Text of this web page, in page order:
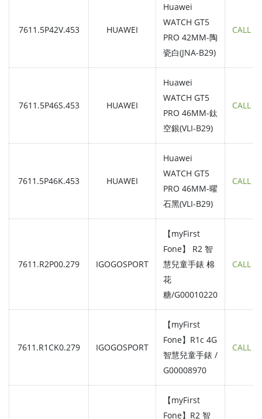
7611.5P42V.453 HUAWEI
Huawei
WATCH GT5
PRO 42MM-陶
瓷白(JNA-B29)
CALL
7611.5P46S.453 HUAWEI
Huawei
WATCH GT5
PRO 46MM-鈦
空銀(VLI-B29)
CALL
7611.5P46K.453 HUAWEI
Huawei
WATCH GT5
PRO 46MM-曜
石黑(VLI-B29)
CALL
7611.R2P00.279 IGOGOSPORT
【myFirst
Fone】 R2 智
慧兒童手錶 棉
花
糖/G00010220
CALL
7611.R1CK0.279 IGOGOSPORT
【myFirst
Fone】R1c 4G
智慧兒童手錶 /
G00008970
CALL
【myFirst
Fone】R2 智